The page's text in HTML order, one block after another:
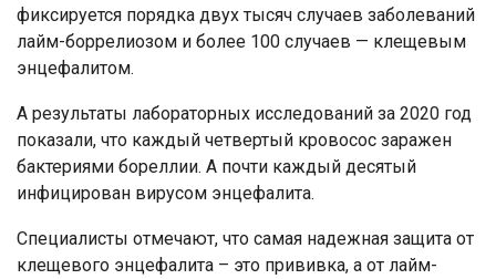
фиксируется порядка двух тысяч случаев заболеваний
лайм-боррелиозом и более 100 случаев — клещевым
энцефалитом.
А результаты лабораторных исследований за 2020 год
показали, что каждый четвертый кровосос заражен
бактериями бореллии. А почти каждый десятый
инфицирован вирусом энцефалита.
Специалисты отмечают, что самая надежная защита от
клещевого энцефалита – это прививка, а от лайм-